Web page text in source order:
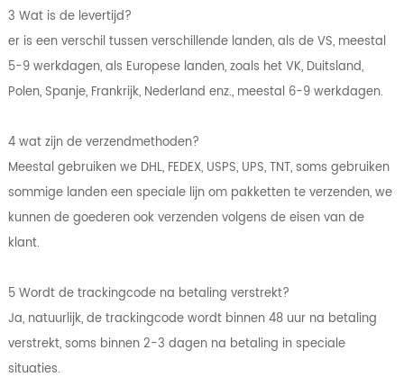
3 Wat is de levertijd?
er is een verschil tussen verschillende landen, als de VS, meestal
5-9 werkdagen, als Europese landen, zoals het VK, Duitsland,
Polen, Spanje, Frankrijk, Nederland enz., meestal 6-9 werkdagen.
4 wat zijn de verzendmethoden?
Meestal gebruiken we DHL, FEDEX, USPS, UPS, TNT, soms gebruiken
sommige landen een speciale lijn om pakketten te verzenden, we
kunnen de goederen ook verzenden volgens de eisen van de
klant.
5 Wordt de trackingcode na betaling verstrekt?
Ja, natuurlijk, de trackingcode wordt binnen 48 uur na betaling
verstrekt, soms binnen 2-3 dagen na betaling in speciale
situaties.